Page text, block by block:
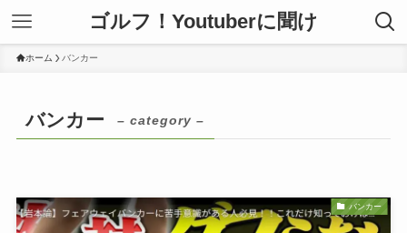
ゴルフ！Youtuberに聞け
ホーム バンカー
バンカー – category –
バンカー